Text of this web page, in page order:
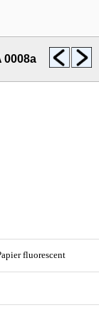
0008a
fluorescent